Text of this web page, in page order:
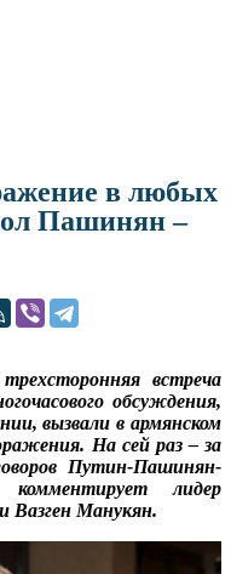
в любых
Пашинян –
встреча
обсуждения,
вызвали в армянском
На сей раз – за
Путин-Пашинян-
лидер
Вазген Манукян.